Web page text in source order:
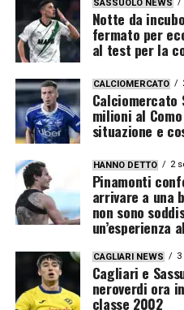
SASSUOLO NEWS
Notte da
fermato per
al test per la
CALCIOMERCATO
Calciomercato
milioni al
situazione e
HANNO DETTO 2
Pinamonti
arrivare a una
non sono
un’esperienza
CAGLIARI NEWS
Cagliari e
neroverdi ora
classe 2002